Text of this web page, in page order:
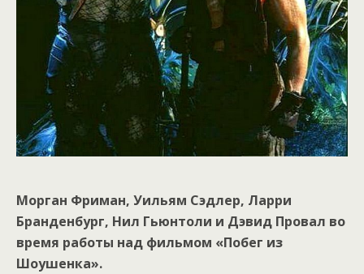
Морган Фриман, Уильям Сэдлер, Ларри
Бранденбург, Нил Гьюнтоли и Дэвид Провал во
время работы над фильмом «Побег из
Шоушенка».